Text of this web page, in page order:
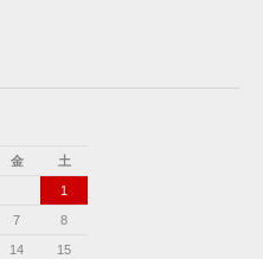
金 土
1
7 8
14 15